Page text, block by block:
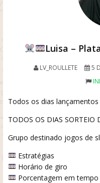
Luisa –
LV_ROULLETE 5
Todos os dias
TODOS OS DIAS SORTEIO
Grupo destinado jogos de
Estratégias
Horário de giro
Porcentagem em tempo